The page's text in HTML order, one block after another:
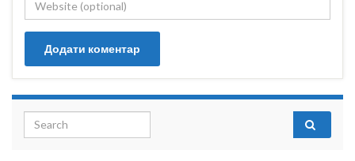
Search for: